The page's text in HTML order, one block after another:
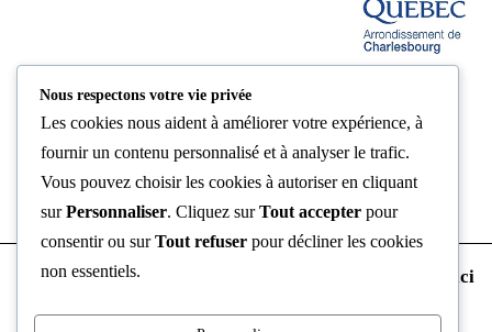
Politique de confidentialité
Consultez notre politique de confidentialité en cliquant ici
Nous respectons votre vie privée
Les cookies nous aident à améliorer votre expérience, à
fournir un contenu personnalisé et à analyser le trafic.
Vous pouvez choisir les cookies à autoriser en cliquant
surPersonnaliser. Cliquez surTout accepter pour
consentir ou surTout refuser pour décliner les cookies
non essentiels.